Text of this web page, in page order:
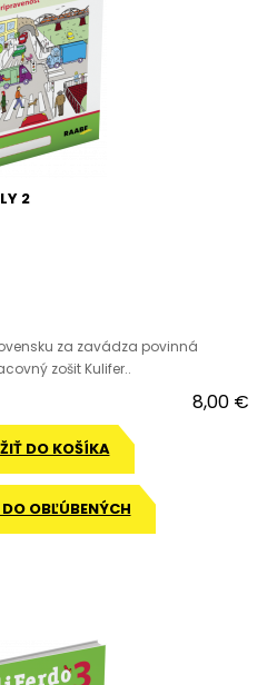
2
za zavádza povinná
zošit Kulifer..
8,00 €
DO KOŠÍKA
OBĽÚBENÝCH